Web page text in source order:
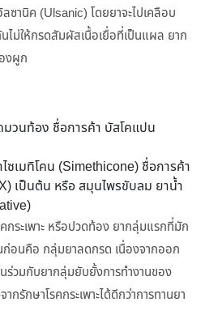
ซานิค (Ulsanic) โดยยาจะไปเคลือบ
ไม่ให้กรดสัมผัสเนื้อเยื่อที่เป็นแผล ยาก
งผูก
มวนท้อง ชื่อการค้า บัสโคแปน
ซเมทิโคน (Simethicone) ชื่อการค้า
เป็นต้น หรือ สมุนไพรขับลม ยาน้ำ
คกระเพาะ หรือปวดท้อง ยากลุ่มแรกที่มัก
ก่อนคือ กลุ่มยาลดกรด เนื่องจากออก
นร่วมกับยากลุ่มยับยั้งการทำงานของ
กรักษาโรคกระเพาะได้ดีกว่าการทานยา